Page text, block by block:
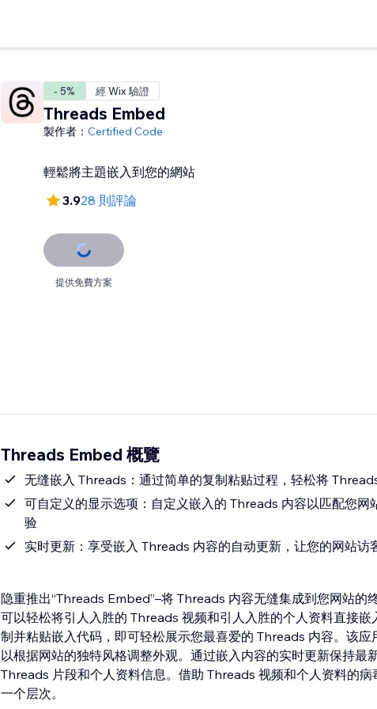
- 5% 經 Wix 驗證
Threads Embed
製作者： Certified Code
輕鬆將主題嵌入到您的網站
3.928 則評論
提供免費方案
Threads Embed 概覽
无缝嵌入 Threads：通过简单的复制粘贴过程，轻松将
可自定义的显示选项：自定义嵌入的 Threads 内容以匹配您网
验
实时更新：享受嵌入 Threads 内容的自动更新，让您的网站访
隐重推出“Threads Embed”–将 Threads 内容无缝集成到您网站的
可以轻松将引人入胜的 Threads 视频和引人入胜的个人资料直接
制并粘贴嵌入代码，即可轻松展示您最喜爱的 Threads 内容。该
以根据网站的独特风格调整外观。通过嵌入内容的实时更新保持最
Threads 片段和个人资料信息。借助 Threads 视频和个人资料的
一个层次。